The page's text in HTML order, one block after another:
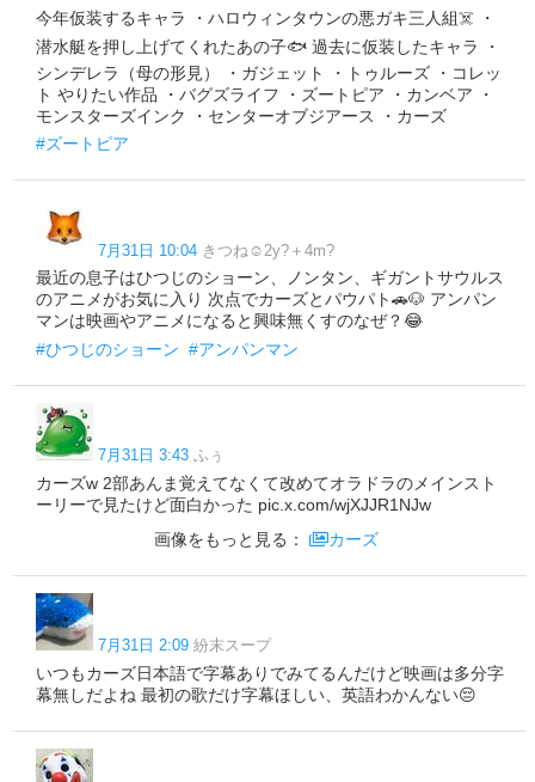
今年仮装するキャラ ・ハロウィンタウンの悪ガキ三人組☠️ ・
潜水艇を押し上げてくれたあの子🐟 過去に仮装したキャラ ・
シンデレラ（母の形見） ・ガジェット ・トゥルーズ ・コレッ
ト やりたい作品 ・バグズライフ ・ズートピア ・カンベア ・
モンスターズインク ・センターオブジアース ・カーズ
#ズートピア
7月31日 10:04 きつね☺︎2y?＋4m?
最近の息子はひつじのショーン、ノンタン、ギガントサウルス
のアニメがお気に入り 次点でカーズとパウパト🚗🐶 アンパン
マンは映画やアニメになると興味無くすのなぜ？😂
#ひつじのショーン #アンパンマン
7月31日 3:43 ふぅ
カーズw 2部あんま覚えてなくて改めてオラドラのメインスト
ーリーで見たけど面白かった pic.x.com/wjXJJR1NJw
画像をもっと見る：
カーズ
7月31日 2:09 紛末スープ
いつもカーズ日本語で字幕ありでみてるんだけど映画は多分字
幕無しだよね 最初の歌だけ字幕ほしい、英語わかんない😔